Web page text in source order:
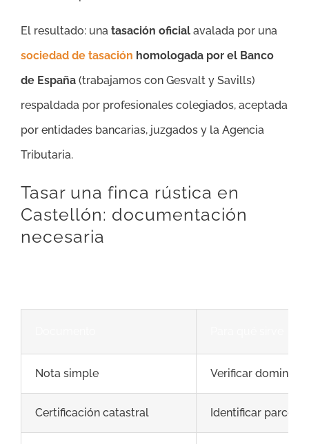
El resultado: una tasación oficial avalada por una
sociedad de tasación homologada por el Banco
de España (trabajamos con Gesvalt y Savills)
respaldada por profesionales colegiados, aceptada
por entidades bancarias, juzgados y la Agencia
Tributaria.
Tasar una finca rústica en
Castellón: documentación
necesaria
Nota simple Verificar dominio,
Certificación catastral Identificar parcela